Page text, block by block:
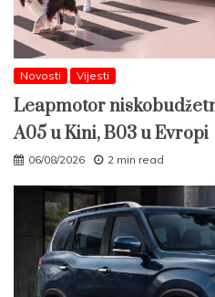
Novosti Vijesti
Leapmotor
A05 u Kini, B03 u Evropi
06/08/2026 2 min read